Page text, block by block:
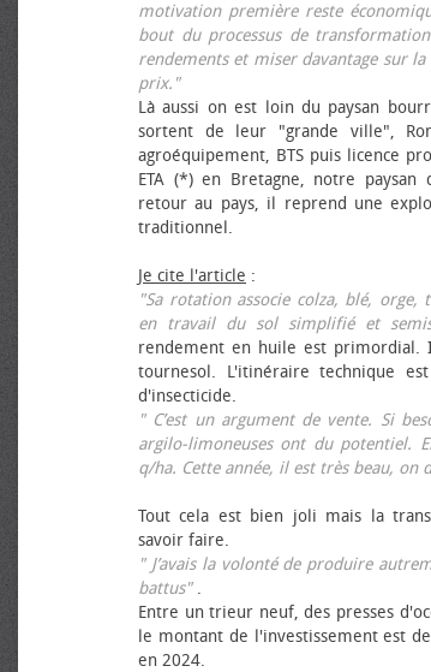
motivation première reste
bout du processus de
rendements et miser davantage sur
prix."
Là aussi on est loin du paysan
sortent de leur "grande ville",
agroéquipement, BTS puis licence
ETA (*) en Bretagne, notre
retour au pays, il reprend une
traditionnel.
Je cite l'article :
"Sa rotation associe colza, blé,
en travail du sol simplifié et
rendement en huile est primordial.
tournesol. L'itinéraire technique
d'insecticide.
" C’est un argument de vente. Si
argilo-limoneuses ont du potentiel.
q/ha. Cette année, il est très beau,
Tout cela est bien joli mais la
savoir faire.
" J’avais la volonté de produire
battus".
Entre un trieur neuf, des presses
le montant de l'investissement est
en 2024.